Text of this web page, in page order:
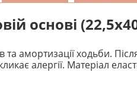
основі
амортизації ходьби.
алергії. Матеріал